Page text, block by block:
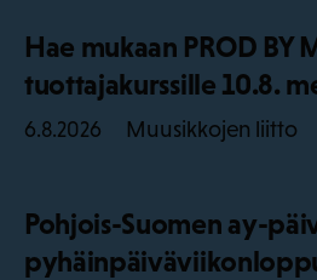
Hae mukaan PROD BY
tuottajakurssille 10.8.
6.8.2026 Muusikkojen liitto
Pohjois-Suomen ay-